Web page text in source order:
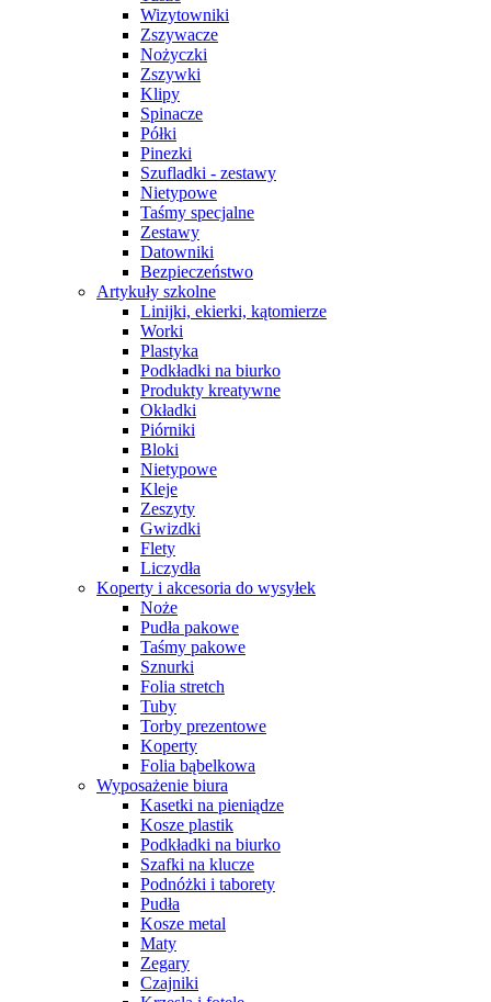
Wizytowniki
Zszywacze
Nożyczki
Zszywki
Klipy
Spinacze
Półki
Pinezki
Szufladki - zestawy
Nietypowe
Taśmy specjalne
Zestawy
Datowniki
Bezpieczeństwo
Artykuły szkolne
Linijki, ekierki, kątomierze
Worki
Plastyka
Podkładki na biurko
Produkty kreatywne
Okładki
Piórniki
Bloki
Nietypowe
Kleje
Zeszyty
Gwizdki
Flety
Liczydła
Koperty i akcesoria do wysyłek
Noże
Pudła pakowe
Taśmy pakowe
Sznurki
Folia stretch
Tuby
Torby prezentowe
Koperty
Folia bąbelkowa
Wyposażenie biura
Kasetki na pieniądze
Kosze plastik
Podkładki na biurko
Szafki na klucze
Podnóżki i taborety
Pudła
Kosze metal
Maty
Zegary
Czajniki